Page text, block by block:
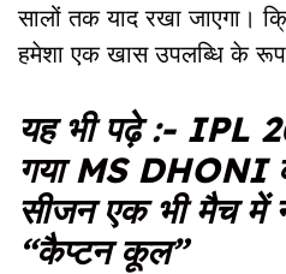
सालों तक याद रखा जाएगा।
हमेशा एक खास उपलब्धि के रूप
यह भी पढ़े :- IPL
गया MS DHONI
सीजन एक भी मैच में
“कैप्टन कूल”